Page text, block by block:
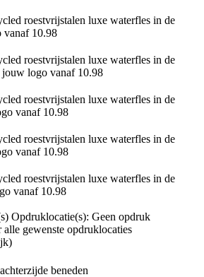
Opdruklocatie(s): Geen opdruk
alle gewenste opdruklocaties
beneden